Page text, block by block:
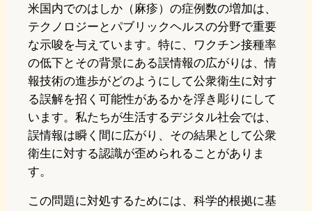
米国内でのはしか（麻疹）の症例数の増加は、
テクノロジーとパブリックヘルスの分野で重要
な示唆を与えています。特に、ワクチン接種率
の低下とその背景にある誤情報の広がりは、情
報技術の進歩がどのようにして公衆衛生に対す
る誤解を招く可能性があるかを浮き彫りにして
います。私たちが生活するデジタル社会では、
誤情報は瞬く間に広がり、その結果として公衆
衛生に対する認識が歪められることがありま
す。
この問題に対処するためには、科学的根拠に基